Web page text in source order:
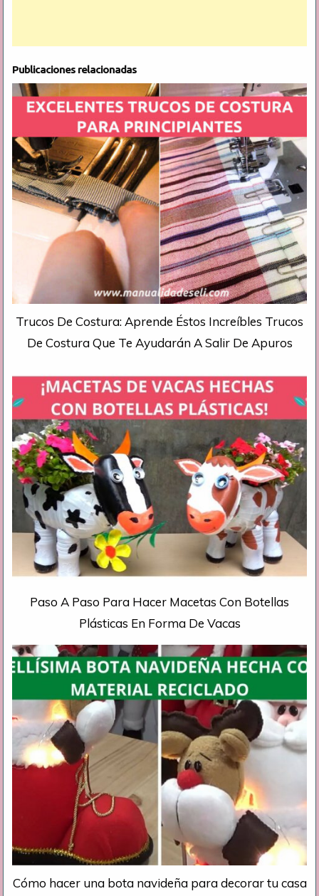
Publicaciones relacionadas
Trucos De Costura: Aprende Éstos Increíbles Trucos
De Costura Que Te Ayudarán A Salir De Apuros
Paso A Paso Para Hacer Macetas Con Botellas
Plásticas En Forma De Vacas
Cómo hacer una bota navideña para decorar tu casa